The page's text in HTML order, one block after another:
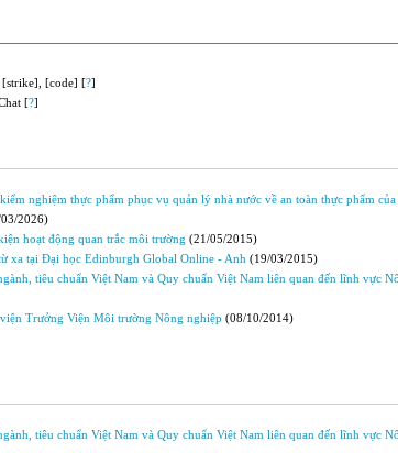
[code] [?]
[?]
nghiệm thực phẩm phục vụ quản lý nhà nước về an toàn thực phẩm
2026)
hoạt động quan trắc môi trường (21/05/2015)
xa tại Đại học Edinburgh Global Online - Anh (19/03/2015)
tiêu chuẩn Việt Nam và Quy chuẩn Việt Nam liên quan đến lĩnh vực
Trưởng Viện Môi trường Nông nghiệp (08/10/2014)
tiêu chuẩn Việt Nam và Quy chuẩn Việt Nam liên quan đến lĩnh vực